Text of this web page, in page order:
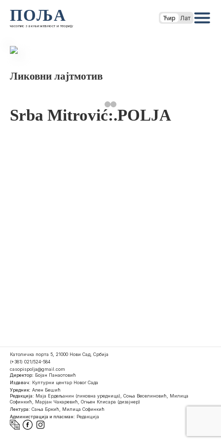
ПОЉА
часопис за књижевност и теорију
Ћир Лат
Ликовни лајтмотив
Srba Mitrović:.POLJA
Католичка порта 5, 21000 Нови Сад, Србија
(+381) 021/524-584
casopispolja@gmail.com
Директор: Бојан Панаотовић
Издавач: Културни центар Новог Сада
Уредник: Ален Бешић
Редакција: Маја Ердељанин (ликовна уредница), Соња Веселиновић, Милица
Софинкић, Марјан Чакаревић, Огњен Клисара (дизајнер)
Лектура: Сања Бркић, Милица Софинкић
Администрација и пласман: Редакција